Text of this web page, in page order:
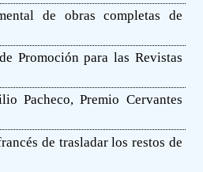
de obras completas de
Promoción para las Revistas
Pacheco, Premio Cervantes
de trasladar los restos de